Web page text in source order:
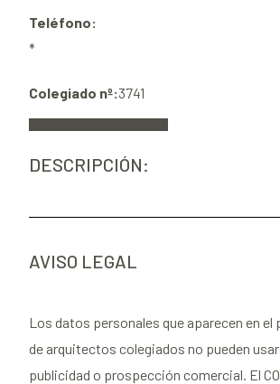
Teléfono:
*
Colegiado nº:3741
DESCRIPCIÓN:
AVISO LEGAL
Los datos personales que aparecen en el
de arquitectos colegiados no pueden
publicidad o prospección comercial. El